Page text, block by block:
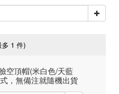
多 1 件)
空頂帽(米白色/天藍
，無備注就隨機出貨